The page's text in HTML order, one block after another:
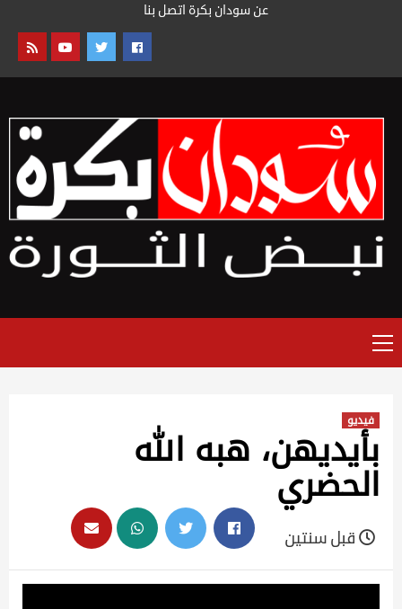
عن سودان بكرة اتصل بنا
القائمة
فيديو
بأيديهن، هبه الله
الحضري
قبل سنتين